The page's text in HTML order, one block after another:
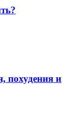
похудения и